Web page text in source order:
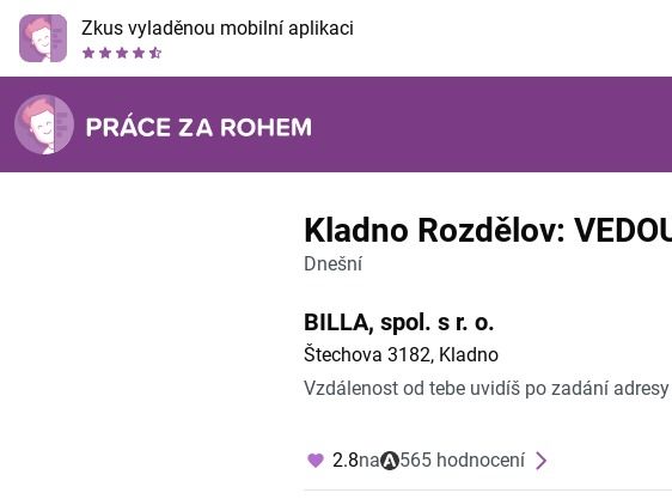
Zkus vyladěnou mobilní aplikaci
Kladno Rozdělov:
Dnešní
BILLA, spol. s r. o.
Štechova 3182, Kladno
Vzdálenost od tebe uvidíš po zadání
2.8na 565 hodnocení